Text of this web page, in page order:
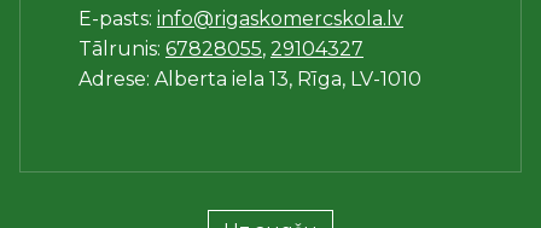
E-pasts: info@rigaskomercskola.lv
Tālrunis: 67828055, 29104327
Adrese: Alberta iela 13, Rīga, LV-1010